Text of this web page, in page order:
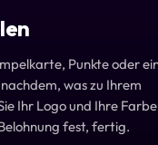
Punkte oder
was zu Ihrem
Ihr Logo und Ihre
fest, fertig.